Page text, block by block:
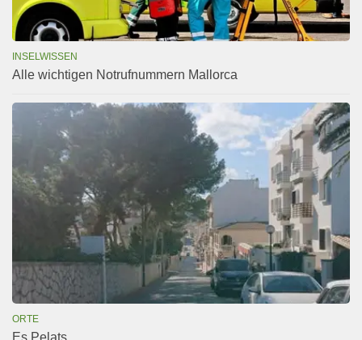
INSELWISSEN
Alle wichtigen Notrufnummern Mallorca
ORTE